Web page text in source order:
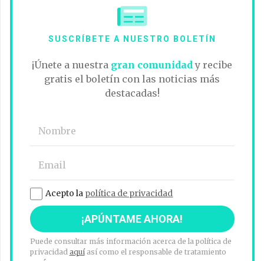
SUSCRÍBETE A NUESTRO BOLETÍN
¡Únete a nuestra gran comunidady recibe
gratis el boletín con las noticias más
destacadas!
Acepto la política de privacidad
Puede consultar más información acerca de la política de
privacidad aquíasí como el responsable de tratamiento